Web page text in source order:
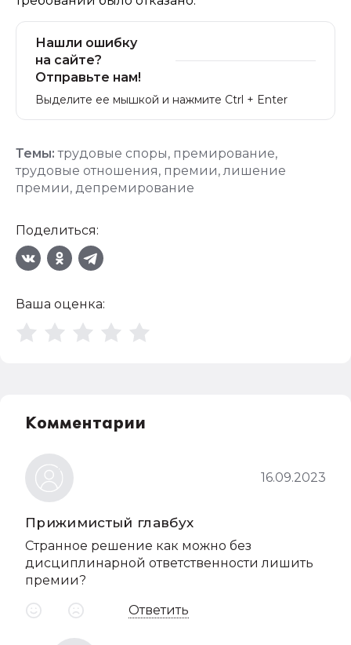
Нашли ошибку
на сайте?
Отправьте нам!
Выделите ее мышкой и нажмите Ctrl + Enter
Темы: трудовые споры, премирование,
трудовые отношения, премии,лишение
премии, депремирование
Поделиться:
Ваша оценка:
Комментарии
Прижимистый главбух
16.09.2023
Странное решение как можно без
дисциплинарной ответственности лишить
премии?
Ответить